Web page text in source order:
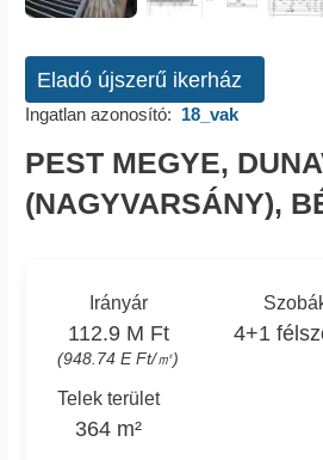
Eladó újszerű ikerház
Ingatlan azonosító: 18_vak
PEST MEGYE,
(NAGYVARSÁNY),
Irányár
112.9 M Ft
(948.74 E Ft/㎡)
4+1
Telek terület
364 m²